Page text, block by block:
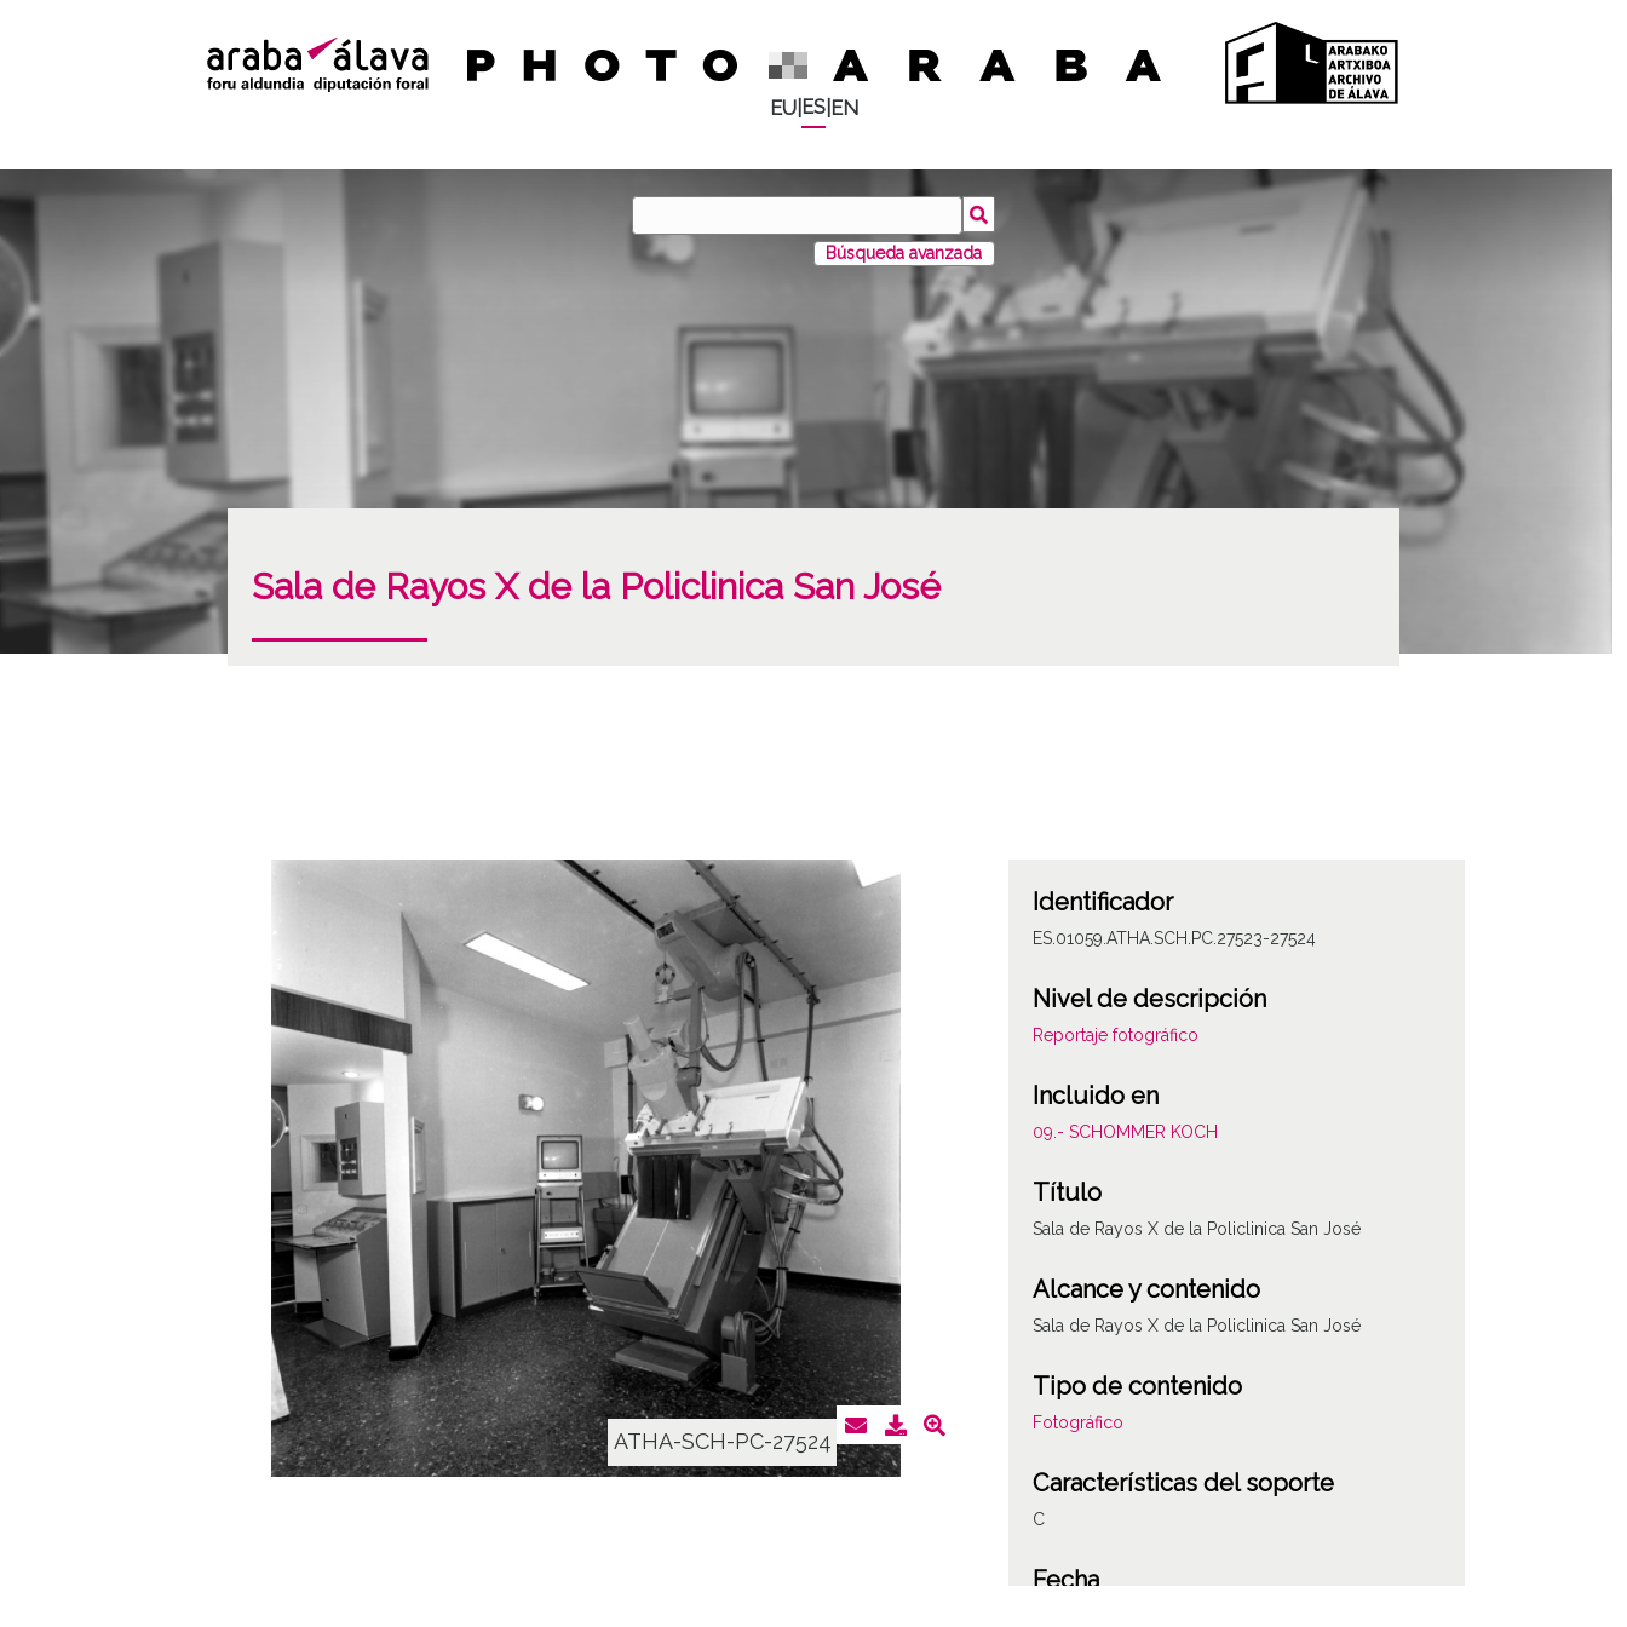
EU| ES| EN
Búsqueda avanzada
Sala de Rayos X de la Policlinica San José
ATHA-SCH-PC-27524
Identificador
ES.01059.ATHA.SCH.PC.27523-27524
Nivel de descripción
Reportaje fotográfico
Incluido en
09.- SCHOMMER KOCH
Título
Sala de Rayos X de la Policlinica San José
Alcance y contenido
Sala de Rayos X de la Policlinica San José
Tipo de contenido
Fotográfico
Características del soporte
C
Fecha